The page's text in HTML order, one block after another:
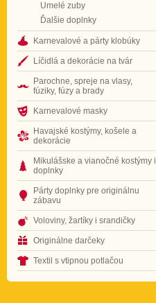
Umelé zuby
Ďalšie doplnky
Karnevalové a párty klobúky
Líčidlá a dekorácie na tvár
Parochne, spreje na vlasy,
fúziky, fúzy a brady
Karnevalové masky
Havajské kostýmy, košele a
dekorácie
Mikulášske a vianočné kostýmy i
doplnky
Párty doplnky pre originálnu
zábavu
Voloviny, žartíky i srandičky
Originálne darčeky
Textil s vtipnou potlačou